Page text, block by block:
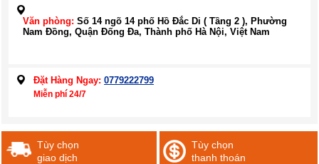
Văn phòng: Số 14 ngõ 14 phố Hồ Đắc Di ( Tầng 2 ), Phường
Nam Đồng, Quận Đống Đa, Thành phố Hà Nội, Việt Nam
Đặt Hàng Ngay: 0779222799
Miễn phí 24/7
Tùy chọn
giao dịch
Tùy chọn
thanh thoán